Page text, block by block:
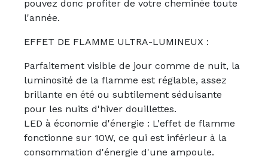
pouvez donc profiter de votre cheminée toute
l'année.
EFFET DE FLAMME ULTRA-LUMINEUX :
Parfaitement visible de jour comme de nuit, la
luminosité de la flamme est réglable, assez
brillante en été ou subtilement séduisante
pour les nuits d'hiver douillettes.
LED à économie d'énergie : L'effet de flamme
fonctionne sur 10W, ce qui est inférieur à la
consommation d'énergie d'une ampoule.